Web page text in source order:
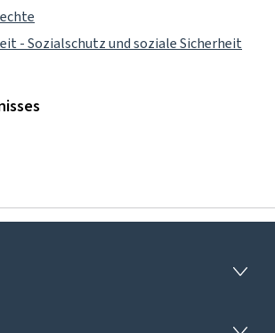
- Sozialschutz und soziale Sicherheit